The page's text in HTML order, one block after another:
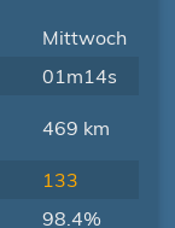
Mittwoch
01m14s
469 km
133
98.4%